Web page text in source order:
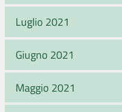
Luglio 2021
Giugno 2021
Maggio 2021